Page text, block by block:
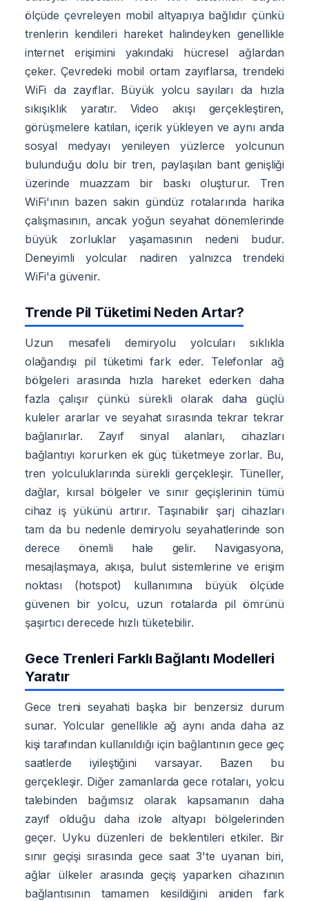
ölçüde çevreleyen mobil altyapıya bağlıdır çünkü
trenlerin kendileri hareket halindeyken genellikle
internet erişimini yakındaki hücresel ağlardan
çeker. Çevredeki mobil ortam zayıflarsa, trendeki
WiFi da zayıflar. Büyük yolcu sayıları da hızla
sıkışıklık yaratır. Video akışı gerçekleştiren,
görüşmelere katılan, içerik yükleyen ve aynı anda
sosyal medyayı yenileyen yüzlerce yolcunun
bulunduğu dolu bir tren, paylaşılan bant genişliği
üzerinde muazzam bir baskı oluşturur. Tren
WiFi'ının bazen sakin gündüz rotalarında harika
çalışmasının, ancak yoğun seyahat dönemlerinde
büyük zorluklar yaşamasının nedeni budur.
Deneyimli yolcular nadiren yalnızca trendeki
WiFi'a güvenir.
Trende Pil Tüketimi Neden Artar?
Uzun mesafeli demiryolu yolcuları sıklıkla
olağandışı pil tüketimi fark eder. Telefonlar ağ
bölgeleri arasında hızla hareket ederken daha
fazla çalışır çünkü sürekli olarak daha güçlü
kuleler ararlar ve seyahat sırasında tekrar tekrar
bağlanırlar. Zayıf sinyal alanları, cihazları
bağlantıyı korurken ek güç tüketmeye zorlar. Bu,
tren yolculuklarında sürekli gerçekleşir. Tüneller,
dağlar, kırsal bölgeler ve sınır geçişlerinin tümü
cihaz iş yükünü artırır. Taşınabilir şarj cihazları
tam da bu nedenle demiryolu seyahatlerinde son
derece önemli hale gelir. Navigasyona,
mesajlaşmaya, akışa, bulut sistemlerine ve erişim
noktası (hotspot) kullanımına büyük ölçüde
güvenen bir yolcu, uzun rotalarda pil ömrünü
şaşırtıcı derecede hızlı tüketebilir.
Gece Trenleri Farklı Bağlantı Modelleri
Yaratır
Gece treni seyahati başka bir benzersiz durum
sunar. Yolcular genellikle ağ aynı anda daha az
kişi tarafından kullanıldığı için bağlantının gece geç
saatlerde iyileştiğini varsayar. Bazen bu
gerçekleşir. Diğer zamanlarda gece rotaları, yolcu
talebinden bağımsız olarak kapsamanın daha
zayıf olduğu daha izole altyapı bölgelerinden
geçer. Uyku düzenleri de beklentileri etkiler. Bir
sınır geçişi sırasında gece saat 3'te uyanan biri,
ağlar ülkeler arasında geçiş yaparken cihazının
bağlantısının tamamen kesildiğini aniden fark